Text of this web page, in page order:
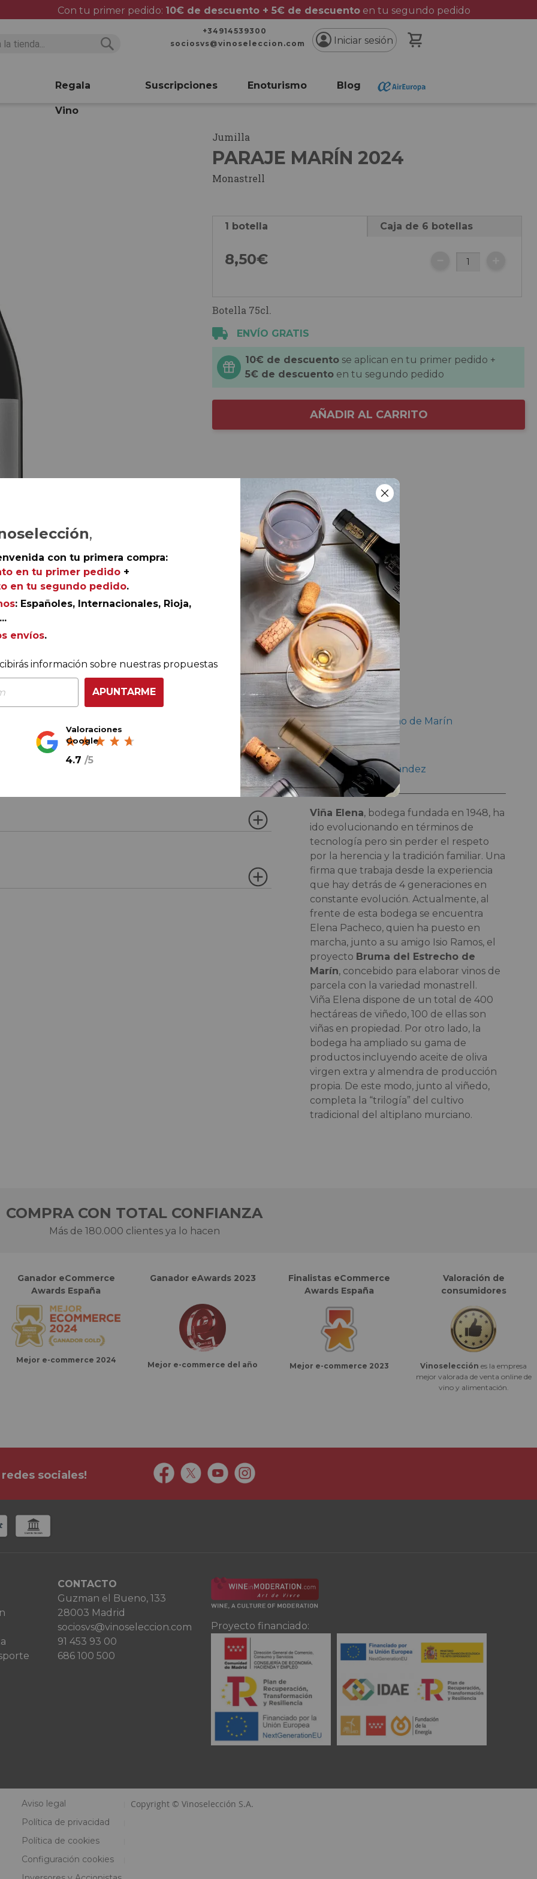
Con tu primer pedido: 10€ de descuento + 5€ de descuentoen tu segundo pedido
+34914539300
sociosvs@vinoseleccion.com
Iniciar sesión
Regala
Vino
Suscripciones Enoturismo Blog
Ref.AGR-DO0740
Jumilla
PARAJE MARÍN 2024
Monastrell
1 botella
8,50€
Caja de 6 botellas
Botella 75cl.
ENVÍO GRATIS
10€ de descuento se aplican en tu primer pedido +
5€ de descuento en tu segundo pedido
AÑADIR AL CARRITO
que elabora la bodega jumillana Bruma del
reina de la D.O. La ubicación de las cepas de las que
otra más expuesta al sol, dotan a este tinto joven de
de una notable y cálida madurez.
LA BODEGA
Bodega
Bruma del Estrecho de Marín
Enólogo
Pilar Abellán Fernández
Viña Elena, bodega fundada en 1948, ha
ido evolucionando en términos de
tecnología pero sin perder el respeto
por la herencia y la tradición familiar. Una
firma que trabaja desde la experiencia
que hay detrás de 4 generaciones en
constante evolución. Actualmente, al
frente de esta bodega se encuentra
Elena Pacheco, quien ha puesto en
marcha, junto a su amigo Isio Ramos, el
proyecto Bruma del Estrecho de
Marín, concebido para elaborar vinos de
parcela con la variedad monastrell.
Viña Elena dispone de un total de 400
hectáreas de viñedo, 100 de ellas son
viñas en propiedad. Por otro lado, la
bodega ha ampliado su gama de
productos incluyendo aceite de oliva
virgen extra y almendra de producción
propia. De este modo, junto al viñedo,
completa la “trilogía” del cultivo
tradicional del altiplano murciano.
COMPRA CON TOTAL CONFIANZA
Más de 180.000 clientes ya lo hacen
Ganador eCommerce
Awards España
Mejor e-commerce 2024
Ganador eAwards 2023
Mejor e-commerce del año
Finalistas eCommerce
Awards España
Mejor e-commerce 2023
Valoración de
consumidores
Vinoselección es la empresa
mejor valorada de venta online de
vino y alimentación.
sociales!
CONTACTO
Guzman el Bueno, 133
28003 Madrid
sociosvs@vinoseleccion.com
91 453 93 00
686 100 500
Proyecto financiado:
Aviso legal
Política de privacidad
Política de cookies
Configuración cookies
Copyright © Vinoselección S.A.
,
con tu primera compra:
en tu primer pedido+
en tu segundo pedido.
: Españoles, Internacionales, Rioja,
envíos.
información sobre nuestras propuestas
APUNTARME
Valoraciones
Google
4.7 /5